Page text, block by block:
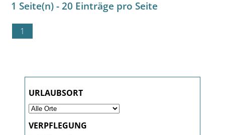
1 Seite(n) - 20 Einträge pro Seite
1
URLAUBSORT
VERPFLEGUNG